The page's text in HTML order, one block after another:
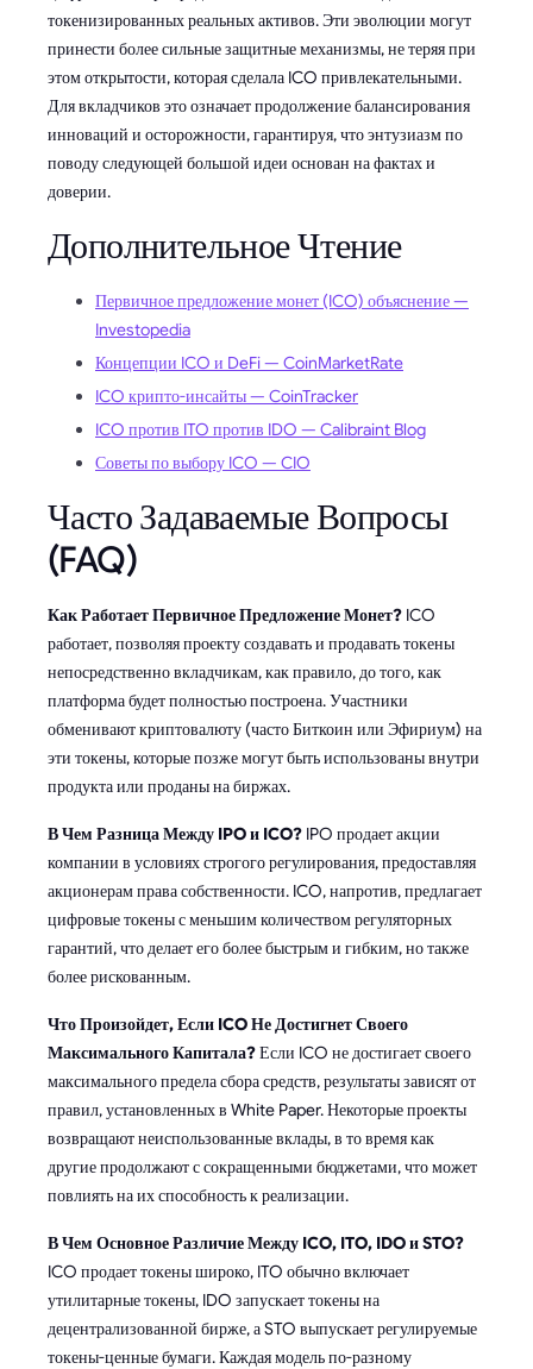
токенизированных реальных активов. Эти эволюции могут
принести более сильные защитные механизмы, не теряя при
этом открытости, которая сделала ICO привлекательными.
Для вкладчиков это означает продолжение балансирования
инноваций и осторожности, гарантируя, что энтузиазм по
поводу следующей большой идеи основан на фактах и
доверии.
Дополнительное Чтение
Первичное предложение монет (ICO) объяснение —
Investopedia
Концепции ICO и DeFi — CoinMarketRate
ICO крипто-инсайты — CoinTracker
ICO против ITO против IDO — Calibraint Blog
Советы по выбору ICO — CIO
Часто Задаваемые Вопросы
(FAQ)
Как Работает Первичное Предложение Монет? ICO
работает, позволяя проекту создавать и продавать токены
непосредственно вкладчикам, как правило, до того, как
платформа будет полностью построена. Участники
обменивают криптовалюту (часто Биткоин или Эфириум) на
эти токены, которые позже могут быть использованы внутри
продукта или проданы на биржах.
В Чем Разница Между IPO и ICO? IPO продает акции
компании в условиях строгого регулирования, предоставляя
акционерам права собственности. ICO, напротив, предлагает
цифровые токены с меньшим количеством регуляторных
гарантий, что делает его более быстрым и гибким, но также
более рискованным.
Что Произойдет, Если ICO Не Достигнет Своего
Максимального Капитала?Если ICO не достигает своего
максимального предела сбора средств, результаты зависят от
правил, установленных в White Paper. Некоторые проекты
возвращают неиспользованные вклады, в то время как
другие продолжают с сокращенными бюджетами, что может
повлиять на их способность к реализации.
В Чем Основное Различие Между ICO, ITO, IDO и STO?
ICO продает токены широко, ITO обычно включает
утилитарные токены, IDO запускает токены на
децентрализованной бирже, а STO выпускает регулируемые
токены-ценные бумаги. Каждая модель по-разному